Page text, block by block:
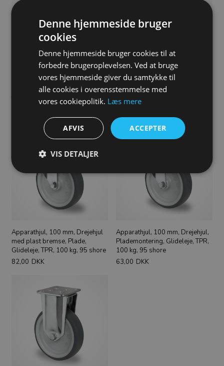
Apparathjul, 100 mm, Drejehjul
med bremse, Bolthul, Glideleje,
TPR, 100 kg, 95 shore
Apparathjul, 100 mm, Drejehjul
med plast bremse, Bolthul,
Glideleje, TPR, 100 kg, 95 shore
Apparathjul, 100 mm, Drejehjul
med plast bremse, Plade,
Glideleje, TPR, 100 kg, 95 shore
82,00 DKK
Apparathjul, 100 mm, Drejehjul,
Plademontering, Glideleje, TPR,
100 kg, 95 shore
63,00 DKK
Denne hjemmeside bruger
cookies
Denne hjemmeside bruger cookies til at
forbedre brugeroplevelsen. Ved at bruge
vores hjemmeside giver du samtykke til
alle cookies i overensstemmelse med
vores cookiepolitik. Læs mere
ACCEPTER
AFVIS
VIS DETALJER